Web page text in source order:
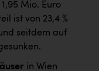
Mio. Euro
ist von 23,4 %
seitdem auf
in Wien